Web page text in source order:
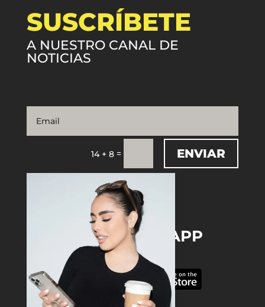
SUSCRÍBETE
A NUESTRO CANAL DE
NOTICIAS
14 + 8 = ENVIAR
DOWNLOAD THE APP